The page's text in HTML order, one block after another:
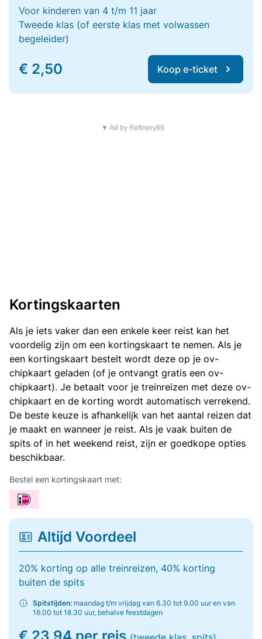
Voor kinderen van 4 t/m 11 jaar
Tweede klas (of eerste klas met volwassen
begeleider)
€ 2,50 Koop e-ticket
▼ Ad by Refinery89
Kortingskaarten
Als je iets vaker dan een enkele keer reist kan het
voordelig zijn om een kortingskaart te nemen. Als je
een kortingskaart bestelt wordt deze op je ov-
chipkaart geladen (of je ontvangt gratis een ov-
chipkaart). Je betaalt voor je treinreizen met deze ov-
chipkaart en de korting wordt automatisch verrekend.
De beste keuze is afhankelijk van het aantal reizen dat
je maakt en wanneer je reist. Als je vaak buiten de
spits of in het weekend reist, zijn er goedkope opties
beschikbaar.
Bestel een kortingskaart met:
Altijd Voordeel
20% korting op alle treinreizen, 40% korting
buiten de spits
Spitstijden: maandag t/m vrijdag van 6.30 tot 9.00 uur en van
16.00 tot 18.30 uur, behalve feestdagen